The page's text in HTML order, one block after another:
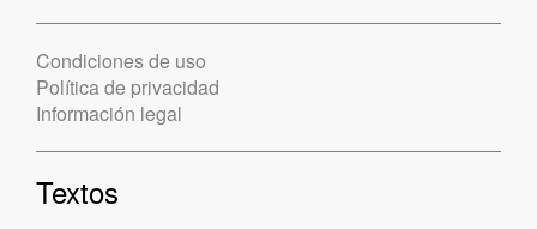
Condiciones de uso
Política de privacidad
Información legal
Textos